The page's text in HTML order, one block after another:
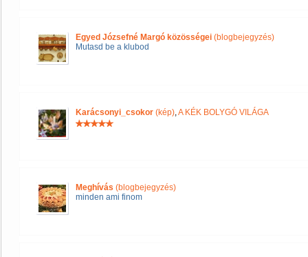
Egyed Józsefné Margó közösségei (blogbejegyzés)
Mutasd be a klubod
Karácsonyi_csokor (kép),A KÉK BOLYGÓ VILÁGA
Meghívás (blogbejegyzés)
minden ami finom